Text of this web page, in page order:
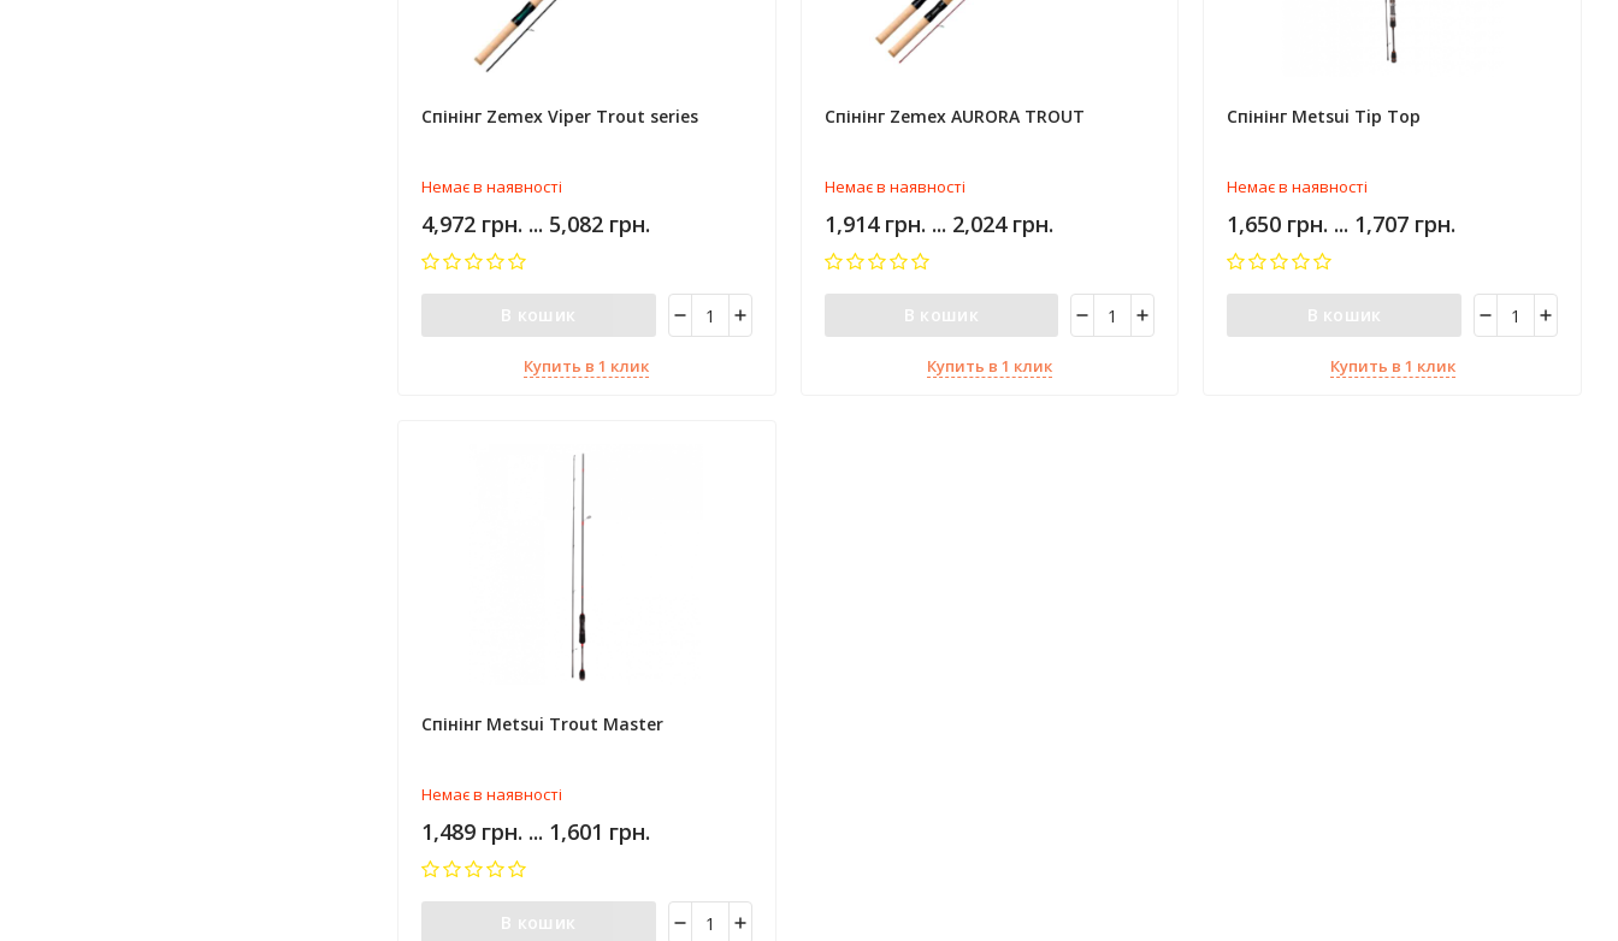
Спінінг Zemex Viper Trout series
Немає в наявності
4,972 грн. ... 5,082 грн.
В кошик
Купить в 1 клик
Спінінг Zemex AURORA TROUT
Немає в наявності
1,914 грн. ... 2,024 грн.
В кошик
Купить в 1 клик
Спінінг Metsui Tip Top
Немає в наявності
1,650 грн. ... 1,707 грн.
В кошик
Купить в 1 клик
Спінінг Metsui Trout Master
Немає в наявності
1,489 грн. ... 1,601 грн.
В кошик